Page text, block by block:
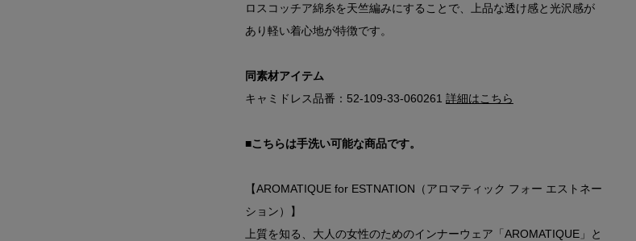
ロスコッチア綿糸を天竺編みにすることで、上品な透け感と光沢感が
あり軽い着心地が特徴です。
同素材アイテム
キャミドレス品番：52-109-33-060261 詳細はこちら
■こちらは手洗い可能な商品です。
【AROMATIQUE for ESTNATION（アロマティック フォー エストネー
ション）】
上質を知る、大人の女性のためのインナーウェア「AROMATIQUE」と